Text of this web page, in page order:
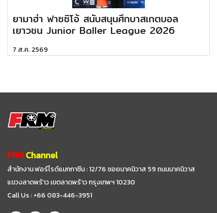
ยามาฮ่า ฟาซซิโอ้ สนับสนุนศึกบาสเกตบอล
เยาวชน Junior Baller League 2026
7 ส.ค. 2569
FRMChannel
สำนักงาน ฟอร์ไรด์แมกกาซีน : 12/76 ซอยนาคนิวาส 59ถนนนาคนิวาส
แขวงลาดพร้าว เขตลาดพร้าว กรุงเทพฯ 10230
Call Us : +66 083-446-3951